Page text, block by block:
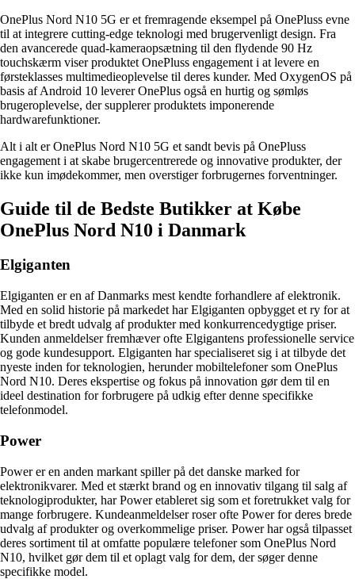
OnePlus Nord N10 5G er et fremragende eksempel på OnePluss evne
til at integrere cutting-edge teknologi med brugervenligt design. Fra
den avancerede quad-kameraopsætning til den flydende 90 Hz
touchskærm viser produktet OnePluss engagement i at levere en
førsteklasses multimedieoplevelse til deres kunder. Med OxygenOS på
basis af Android 10 leverer OnePlus også en hurtig og sømløs
brugeroplevelse, der supplerer produktets imponerende
hardwarefunktioner.
Alt i alt er OnePlus Nord N10 5G et sandt bevis på OnePluss
engagement i at skabe brugercentrerede og innovative produkter, der
ikke kun imødekommer, men overstiger forbrugernes forventninger.
Guide til de Bedste Butikker at Købe
OnePlus Nord N10 i Danmark
Elgiganten
Elgiganten er en af Danmarks mest kendte forhandlere af elektronik.
Med en solid historie på markedet har Elgiganten opbygget et ry for at
tilbyde et bredt udvalg af produkter med konkurrencedygtige priser.
Kunden anmeldelser fremhæver ofte Elgigantens professionelle service
og gode kundesupport. Elgiganten har specialiseret sig i at tilbyde det
nyeste inden for teknologien, herunder mobiltelefoner som OnePlus
Nord N10. Deres ekspertise og fokus på innovation gør dem til en
ideel destination for forbrugere på udkig efter denne specifikke
telefonmodel.
Power
Power er en anden markant spiller på det danske marked for
elektronikvarer. Med et stærkt brand og en innovativ tilgang til salg af
teknologiprodukter, har Power etableret sig som et foretrukket valg for
mange forbrugere. Kundeanmeldelser roser ofte Power for deres brede
udvalg af produkter og overkommelige priser. Power har også tilpasset
deres sortiment til at omfatte populære telefoner som OnePlus Nord
N10, hvilket gør dem til et oplagt valg for dem, der søger denne
specifikke model.